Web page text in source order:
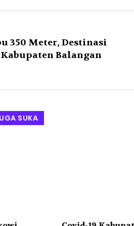
350 Meter, Destinasi
Balangan
SUKA